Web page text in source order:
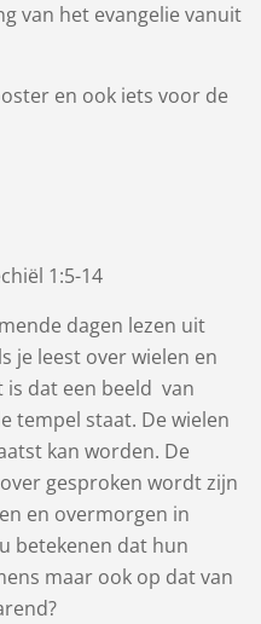
van het evangelie vanuit
en ook iets voor de
1:5-14
dagen lezen uit
je leest over wielen en
is dat een beeld van
tempel staat. De wielen
kan worden. De
gesproken wordt zijn
en overmorgen in
betekenen dat hun
maar ook op dat van